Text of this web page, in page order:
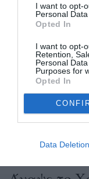
I want to opt-
Personal
Opted In
I want to opt-
Retention,
Personal
Purposes for
Opted In
Data Deletion
Επίσκεψη
15/12/2012 15:42
Του Ηλία
Τριφυλίας
νωρίς το
«Αγωνιστικής